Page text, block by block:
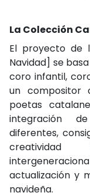
La Colección
El proyecto de
Navidad] se
coro infantil,
un compositor
poetas
integración
diferentes,
creatividad
actualización y
navideña.